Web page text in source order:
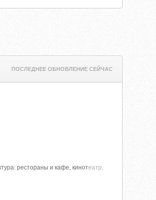
ПОСЛЕДНЕЕ ОБНОВЛЕНИЕ СЕЙЧАС
рестораны и кафе, кинотеатр,